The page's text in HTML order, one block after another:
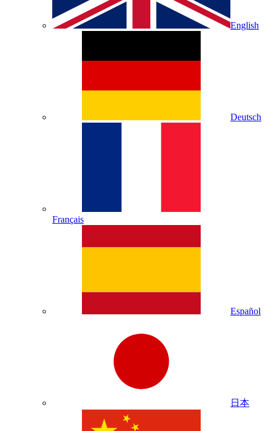
English
Deutsch
Français
Español
日本